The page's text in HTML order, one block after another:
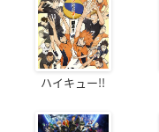
ハイキュー!!